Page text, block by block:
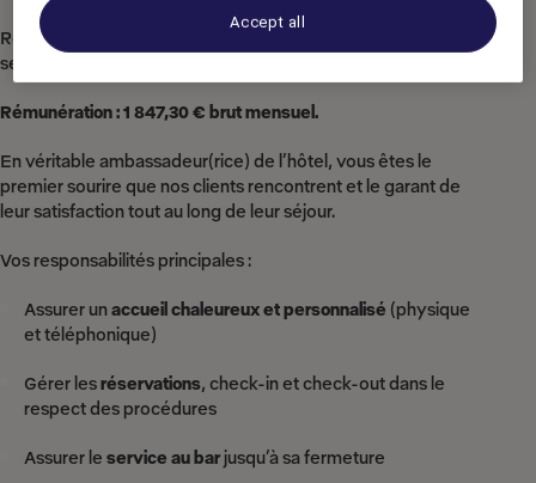
Roulement de 2 ou 3 jours de repos par semaine (une
semaine sur deux).
Rémunération : 1 847,30 € brut mensuel.
En véritable ambassadeur(rice) de l’hôtel, vous êtes le
premier sourire que nos clients rencontrent et le garant de
leur satisfaction tout au long de leur séjour.
Vos responsabilités principales :
Assurer unaccueil chaleureux et personnalisé (physique
et téléphonique)
Gérer lesréservations, check-in et check-out dans le
respect des procédures
Assurer le service au bar jusqu’à sa fermeture
Accept all